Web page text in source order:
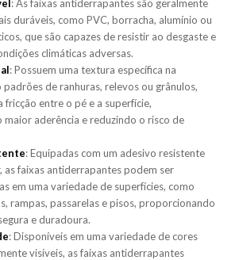
: As faixas antiderrapantes são geralmente
duráveis, como PVC, borracha, alumínio ou
que são capazes de resistir ao desgaste e
climáticas adversas.
: Possuem uma textura específica na
padrões de ranhuras, relevos ou grânulos,
fricção entre o pé e a superfície,
aderência e reduzindo o risco de
: Equipadas com um adesivo resistente
as faixas antiderrapantes podem ser
em uma variedade de superfícies, como
rampas, passarelas e pisos, proporcionando
e duradoura.
: Disponíveis em uma variedade de cores
visíveis, as faixas antiderrapantes